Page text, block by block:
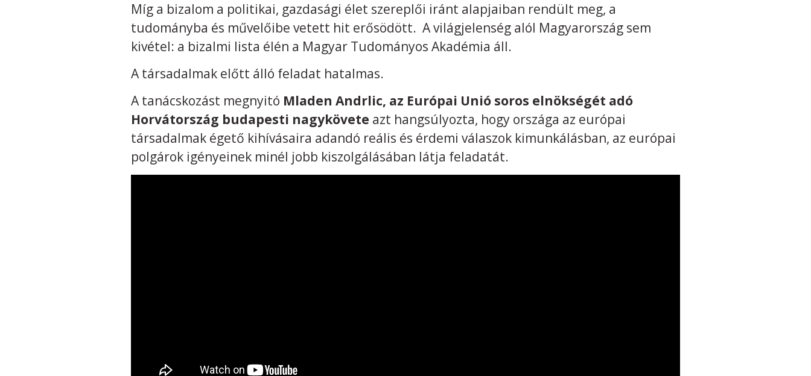
Míg a bizalom a politikai, gazdasági élet szereplői iránt alapjaiban rendült meg, a
tudományba és művelőibe vetett hit erősödött. A világjelenség alól Magyarország sem
kivétel: a bizalmi lista élén a Magyar Tudományos Akadémia áll.
A társadalmak előtt álló feladat hatalmas.
A tanácskozást megnyitó Mladen Andrlic, az Európai Unió soros elnökségét adó
Horvátország budapesti nagykövete azt hangsúlyozta, hogy országa az európai
társadalmak égető kihívásaira adandó reális és érdemi válaszok kimunkálásban, az európai
polgárok igényeinek minél jobb kiszolgálásában látja feladatát.